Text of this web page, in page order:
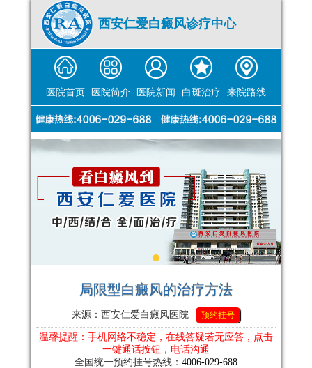
西安仁爱白癜风诊疗中心
医院首页 医院简介 医院新闻 白斑治疗 来院路线
局限型白癜风的治疗方法
来源：西安仁爱白癜风医院 预约挂号
温馨提醒：手机网络不稳定，在线答疑若无应答，点击
一键通话按钮，电话沟通
全国统一预约挂号热线： 4006-029-688